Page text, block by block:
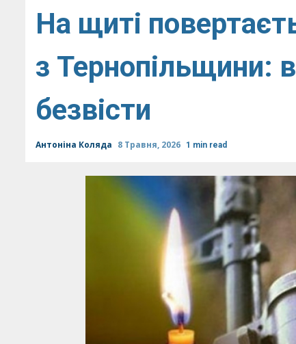
На щиті
з Тернопільщини:
безвісти
Антоніна Коляда 8 Травня, 2026 1 min read